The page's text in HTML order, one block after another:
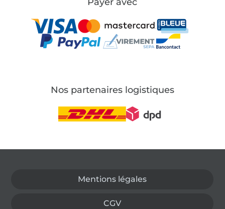
Nos partenaires logistiques
Mentions légales
CGV